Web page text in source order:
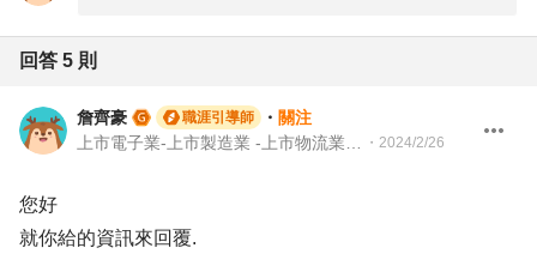
回答 5 則
詹齊豪 職涯引導師 ・ 關注
・ 2024/2/26
您好
就你給的資訊來回覆.